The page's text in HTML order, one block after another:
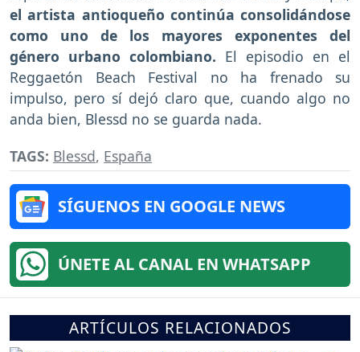
el artista antioqueño continúa consolidándose
como uno de los mayores exponentes del
género urbano colombiano. El episodio en el
Reggaetón Beach Festival no ha frenado su
impulso, pero sí dejó claro que, cuando algo no
anda bien, Blessd no se guarda nada.
TAGS: Blessd, España
SÍGUENOS EN GOOGLE NEWS
ÚNETE AL CANAL EN WHATSAPP
ARTÍCULOS RELACIONADOS